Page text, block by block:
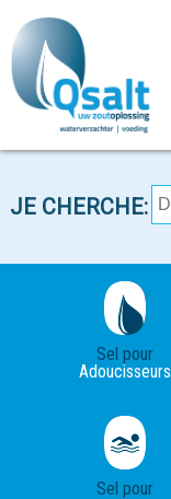
JE CHERCHE:
Sel pour
Adoucisseurs
Sel pour